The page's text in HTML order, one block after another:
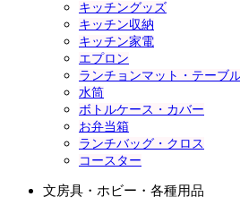
キッチングッズ
キッチン収納
キッチン家電
エプロン
ランチョンマット・テーブ
水筒
ボトルケース・カバー
お弁当箱
ランチバッグ・クロス
コースター
文房具・ホビー・各種用品